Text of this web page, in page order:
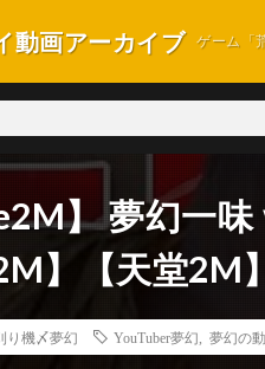
動画アーカイブ ゲーム「
】 夢幻一
】【天堂2M
り機〆夢幻 YouTuber夢幻 夢幻の